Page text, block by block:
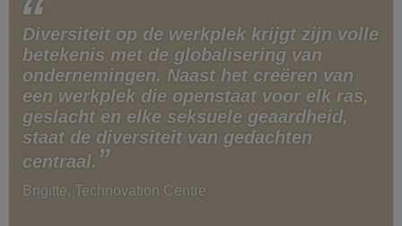
Diversiteit op de werkplek krijgt zijn volle
betekenis met de globalisering van
ondernemingen. Naast het creëren van
een werkplek die openstaat voor elk ras,
geslacht en elke seksuele geaardheid,
staat de diversiteit van gedachten
centraal.
Brigitte, Technovation Centre